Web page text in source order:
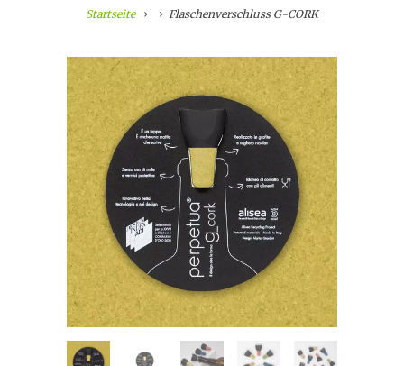
Startseite Flaschenverschluss G-CORK